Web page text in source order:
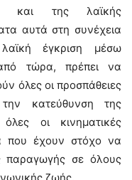
και της λαϊκής
αυτά στη συνέχεια
έγκριση μέσω
τώρα, πρέπει να
όλες οι προσπάθειες
κατεύθυνση της
οι κινηματικές
που έχουν στόχο να
παραγωγής σε όλους